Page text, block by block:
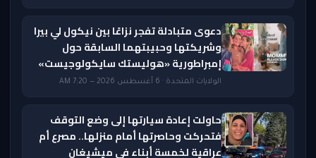
دعوى متبادلة تفجر نزاعًا بين نيكول لي بيرا
وشريكتها وحبيبتهما السابقة حول
إمبراطورية «هوليستك سايكولوجيست»
الولايات المتحدة · 6 أغسطس 2026 — 7:20 AM
حاولت إعادة سيارتها إلى وضع التوقف
فتحركت وحاصرتها أمام منزلها.. مصرع أم
عراقية لخمسة أبناء في ميشيغان